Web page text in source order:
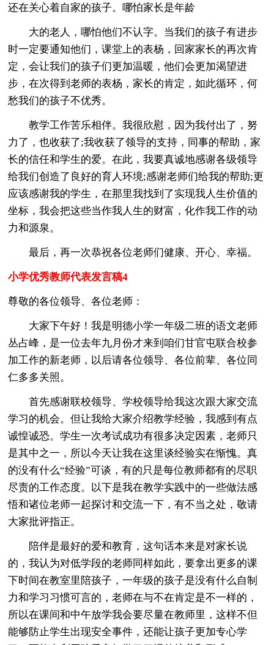
还在关心着自家的孩子。哪怕家长是年龄
大的老人，哪怕他们不认字。当我们的孩子有进步
时一定要通知他们，课堂上的表杨，回家家长的再次肯
定，会让我们的孩子们更加温暖，他们会更加渴望进
步，在次得到老师的表杨，家长的肯定，如此循环，何
愁我们的孩子不优秀。
教学工作苦乐相伴。我很欣慰，因为我付出了，努
力了，也收获了;我收获了领导的支持，同事的帮助，家
长的信任和学生的爱。在此，我要真诚地感谢各级领导
给我们创造了良好的育人环境;感谢老师们给我的帮助;更
应该感谢我的学生，在那里我找到了实现我人生价值的
坐标，我会把这些当作我人生的财富，化作我工作的动
力和源泉。
最后，再一次恭祝各位老师们健康、开心、幸福。
小学优秀教师代表发言稿4
尊敬的各位领导、各位老师：
大家下午好！我是明德小学一年级二班的语文老师
丛占峰，是一位去年九月份才来到咱们甘官屯联合校参
加工作的新老师，以后请各位领导、各位前辈、各位同
仁多多关照。
首先感谢联校领导、学校领导给我这次跟大家交流
学习的机会。但让我给大家介绍教学经验，我感到有点
诚惶诚恐。学生一次考试成功有很多决定因素，老师只
是其中之一，所以今天让我在这里谈经验实在惭愧。真
的没有什么“经验”可谈，有的只是每位教师都有的尽职
尽责的工作态度。以下是我在教学实践中的一些做法感
悟和诸位老师一起探讨和交流一下，有不当之处，敬请
大家批评指正。
陪伴是最好的爱和教育，这句话本来是对家长说
的，我认为对低学段的老师同样如此，要拿出更多的课
下时间在教室里陪孩子，一年级的孩子是没有什么自制
力和学习习惯可言的，老师在与不在肯定是不一样的，
所以在课间和中午放学我会要尽量在教师里，这样不但
能够防止学生出现安全事件，还能让孩子更加专心学